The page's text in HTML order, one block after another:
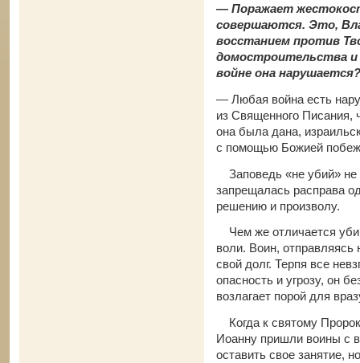
— Поражает
совершаются. Это,
восстанием против
домостроительства и
войне она нарушается?
— Любая война есть
из Священного Писания,
она была дана,
с помощью Божией
Заповедь «не убий» не
запрещалась расправа
решению и произволу.
Чем же отличается
воли. Воин, отправляясь
свой долг. Терпя все
опасность и угрозу, он
возлагает порой для
Когда к святому
Иоанну пришли воины с
оставить свое занятие,